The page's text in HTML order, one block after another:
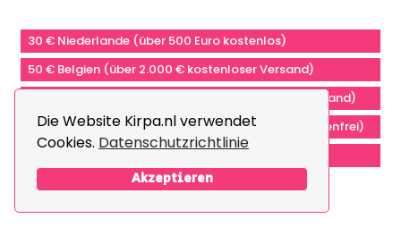
Die Website Kirpa.nl verwendet
Cookies. Datenschutzrichtlinie
Akzeptieren
30 € Niederlande (über 500 Euro kostenlos)
50 € Belgien (über 2.000 € kostenloser Versand)
80 € Für Deutschland (ab 2.000 € kostenloser Versand)
200 € Europa (Bestellung ab 10000 € versandkostenfrei)
Newsletter